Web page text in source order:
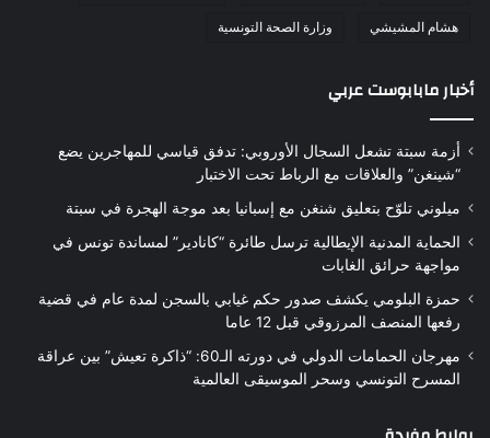
هشام المشيشي وزارة الصحة التونسية
أخبار مابابوست عربي
أزمة سبتة تشعل السجال الأوروبي: تدفق قياسي للمهاجرين يضع
“شينغن” والعلاقات مع الرباط تحت الاختبار
ميلوني تلوّح بتعليق شنغن مع إسبانيا بعد موجة الهجرة في سبتة
الحماية المدنية الإيطالية ترسل طائرة “كانادير” لمساندة تونس في
مواجهة حرائق الغابات
حمزة البلومي يكشف صدور حكم غيابي بالسجن لمدة عام في قضية
رفعها المنصف المرزوقي قبل 12 عاما
مهرجان الحمامات الدولي في دورته الـ60: “ذاكرة تعيش” بين عراقة
المسرح التونسي وسحر الموسيقى العالمية